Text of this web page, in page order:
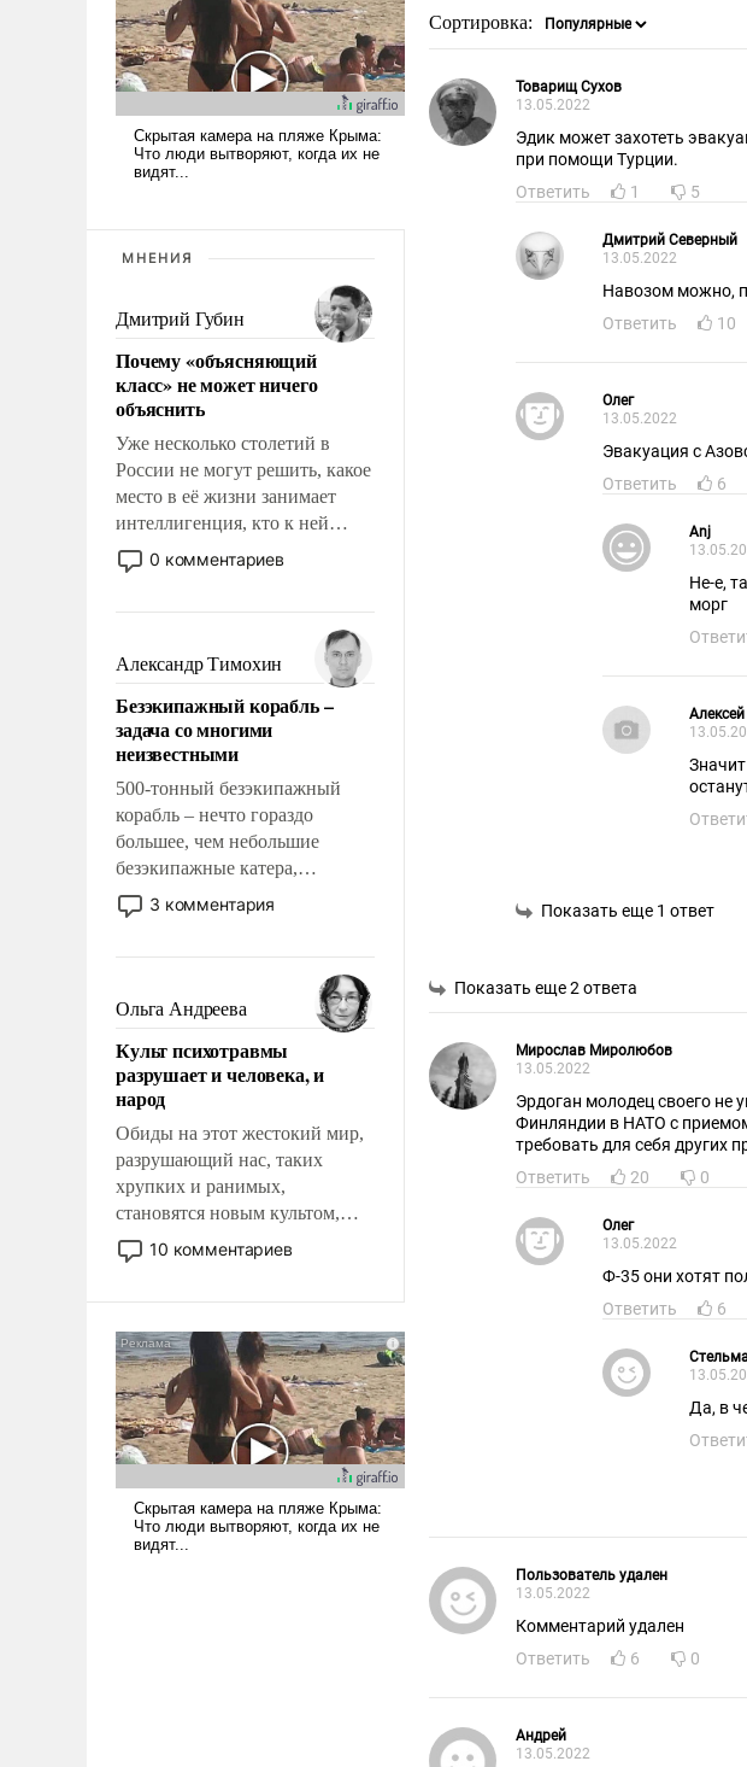
МНЕНИЯ
Дмитрий Губин
Почему «объясняющий
класс» не может ничего
объяснить
Уже несколько столетий в
России не могут решить, какое
место в её жизни занимает
интеллигенция, кто к ней
принадлежит, а кого из неё
исключили с правом
чем она отличается от просто
образованных людей. Иногда
казалось, что эти вопросы
решены раз и навсегда, но –
нет, не решены.
0 комментариев
Александр Тимохин
Безэкипажный корабль –
задача со многими
неизвестными
500-тонный безэкипажный
корабль – нечто гораздо
большее, чем небольшие
безэкипажные катера,
применение которых уже
стало обыденностью. Задача по
сложна и амбициозна. Однако
и ее реализация радикально
поднимет наши боевые
возможности.
3 комментария
Ольга Андреева
Культ психотравмы
разрушает и человека, и
народ
Обиды на этот жестокий мир,
разрушающий нас, таких
хрупких и ранимых,
становятся новым культом,
постепенно вытесняя и
отменяя традиционное
ударами судьбы, брать на себя
ответственность, помогать
слабым, идти вперед и
адаптироваться.
10 комментариев
Сортировка:
Товарищ Сухов
13.05.2022
Эдик может захотеть
при помощи Турции.
Ответить
1 5
Дмитрий Северный
13.05.2022
Навозом можно,
Ответить
10
Олег
13.05.2022
Эвакуация с
Ответить
6
Anj
Не-е,
морг
Показать еще 1 ответ
Показать еще 2 ответа
Мирослав Миролюбов
13.05.2022
Эрдоган молодец своего
Финляндии в НАТО с
требовать для себя других
Ответить
20 0
Олег
13.05.2022
Ф-35 они хотят
Ответить
6
Да, в
Пользователь удален
13.05.2022
Комментарий удален
Ответить
6 0
Андрей
13.05.2022